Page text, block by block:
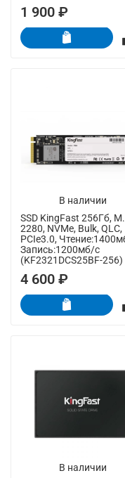
1 900 ₽
В наличии
SSD KingFast 256Гб,
2280, NVMe, Bulk, QLC,
PCIe3.0,
Запись:1200мб/с
(KF2321DCS25BF-256)
4 600 ₽
В наличии